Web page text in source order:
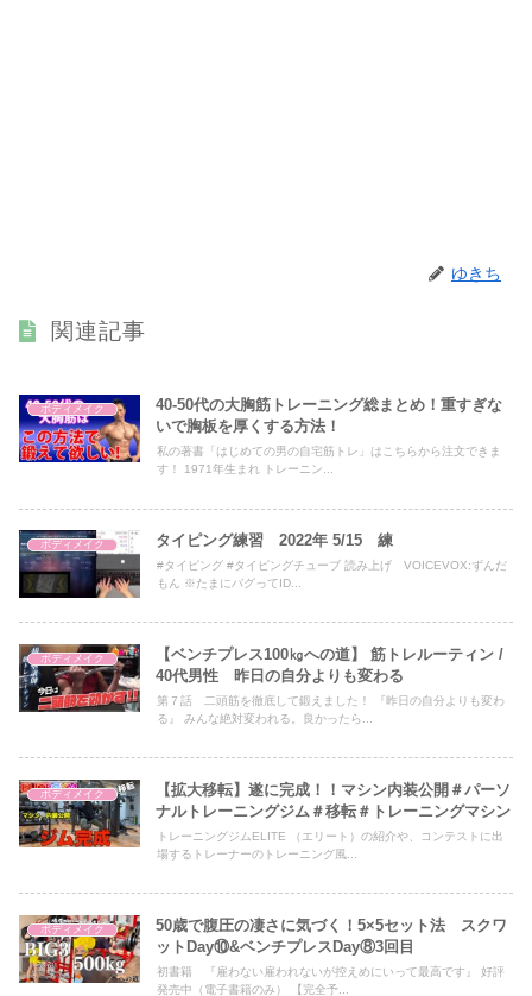
ゆきち
関連記事
ボディメイク
40-50代の大胸筋トレーニング総まとめ！重すぎな
いで胸板を厚くする方法！
私の著書「はじめての男の自宅筋トレ」はこちらから注文できま
す！ 1971年生まれ トレーニン...
ボディメイク タイピング練習 2022年 5/15 練
#タイピング #タイピングチューブ 読み上げ VOICEVOX:ずんだ
もん ※たまにバグってID...
ボディメイク
【ベンチプレス100㎏への道】 筋トレルーティン /
40代男性 昨日の自分よりも変わる
第７話 二頭筋を徹底して鍛えました！ 『昨日の自分よりも変わ
る』 みんな絶対変われる。良かったら...
ボディメイク
【拡大移転】遂に完成！！マシン内装公開＃パーソ
ナルトレーニングジム＃移転＃トレーニングマシン
トレーニングジムELITE （エリート）の紹介や、コンテストに出
場するトレーナーのトレーニング風...
ボディメイク
50歳で腹圧の凄さに気づく！5×5セット法 スクワ
ットDay⑩&ベンチプレスDay⑧3回目
初書籍 『雇わない雇われないが控えめにいって最高です』 好評
発売中（電子書籍のみ） 【完全予...